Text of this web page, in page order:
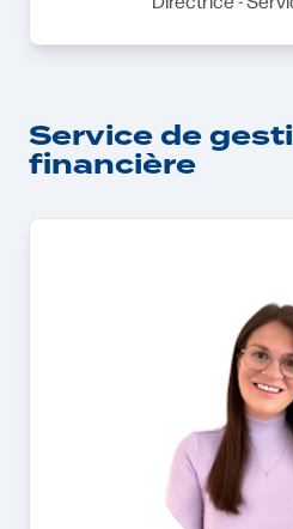
Service de
financière